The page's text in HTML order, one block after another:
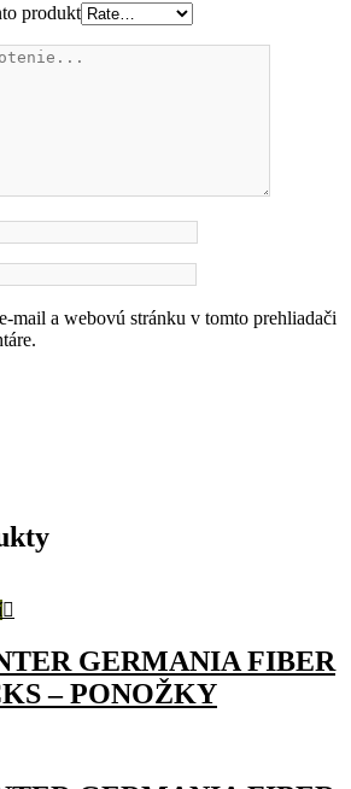
produkt
mail a webovú stránku v tomto prehliadači
GERMANIA FIBER
– PONOŽKY